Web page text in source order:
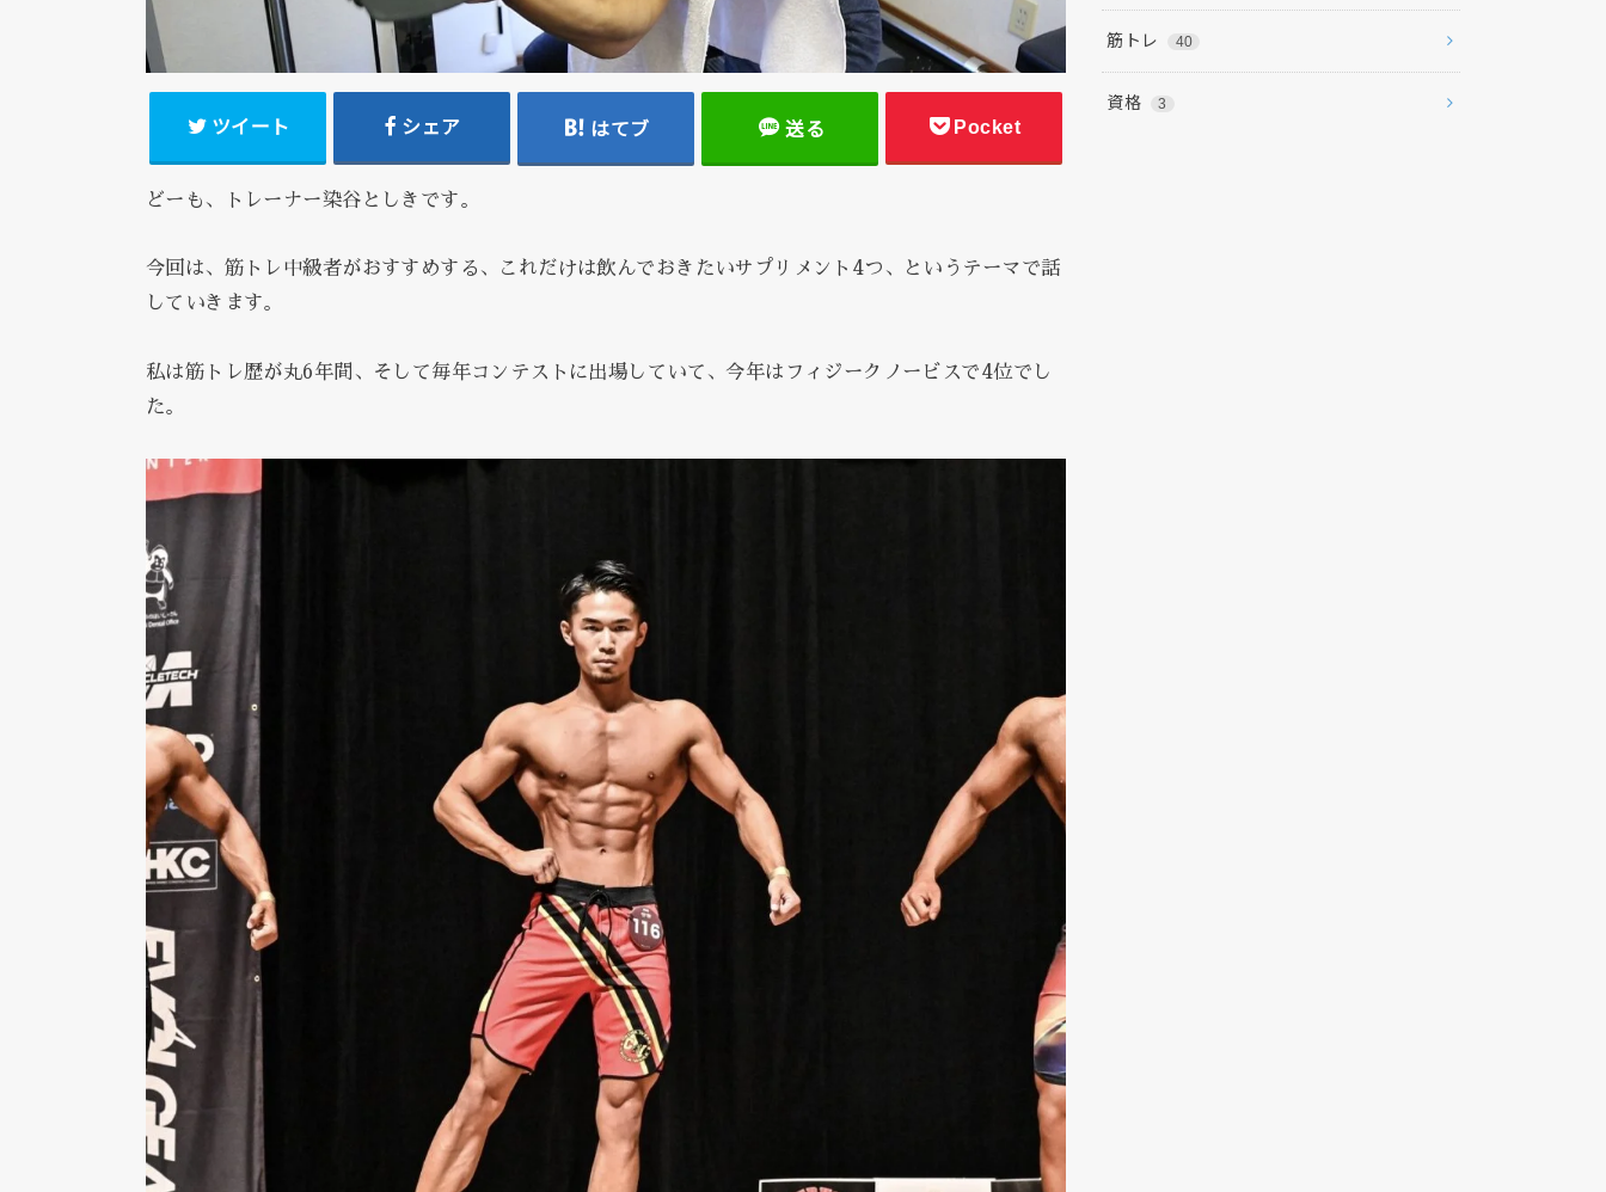
ツイート シェア はてブ 送る Pocket
どーも、トレーナー染谷としきです。
今回は、筋トレ中級者がおすすめする、これだけは飲んでおきたいサプリメント4つ、というテーマで話
していきます。
私は筋トレ歴が丸6年間、そして毎年コンテストに出場していて、今年はフィジークノービスで4位でし
た。
筋トレ 40
資格 3